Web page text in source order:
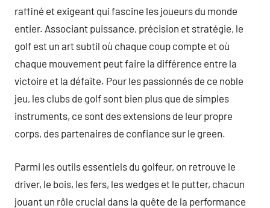
raffiné et exigeant qui fascine les joueurs du monde
entier. Associant puissance, précision et stratégie, le
golf est un art subtil où chaque coup compte et où
chaque mouvement peut faire la différence entre la
victoire et la défaite. Pour les passionnés de ce noble
jeu, les clubs de golf sont bien plus que de simples
instruments, ce sont des extensions de leur propre
corps, des partenaires de confiance sur le green.
Parmi les outils essentiels du golfeur, on retrouve le
driver, le bois, les fers, les wedges et le putter, chacun
jouant un rôle crucial dans la quête de la performance